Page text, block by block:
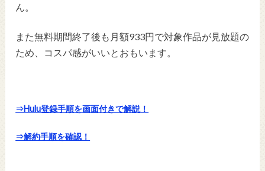
ん。
また無料期間終了後も月額933円で対象作品が見放題の
ため、コスパ感がいいとおもいます。
⇒Hulu登録手順を画面付きで解説！
⇒解約手順を確認！